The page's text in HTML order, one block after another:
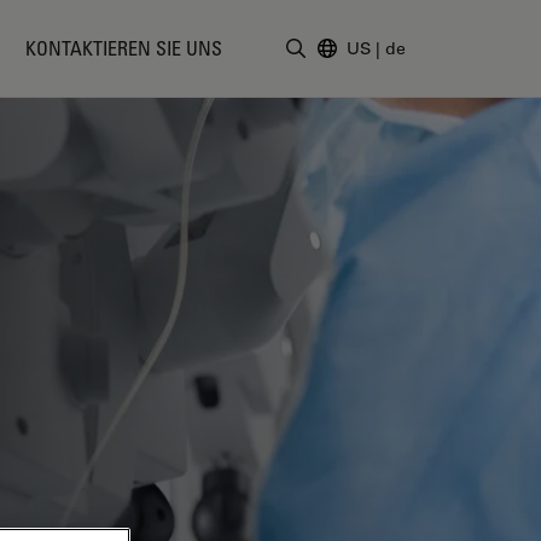
KONTAKTIEREN SIE UNS US | de